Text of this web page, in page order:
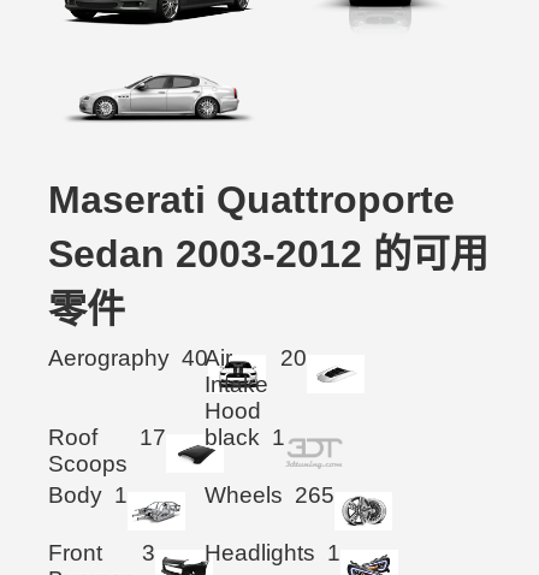
Maserati Quattroporte
Sedan 2003-2012 的可用
零件
Aerography 40Air
Intake
Hood
20
Roof
Scoops
17 black 1
Body 1 Wheels 265
Front
3 Headlights 1